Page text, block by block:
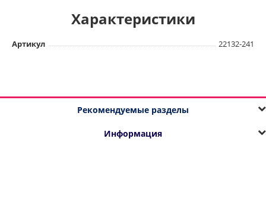
Характеристики
Артикул 22132-241
Рекомендуемые разделы
Информация